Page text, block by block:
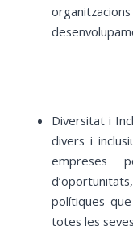
Diversitat i
divers i
empreses
polítiques
totes les